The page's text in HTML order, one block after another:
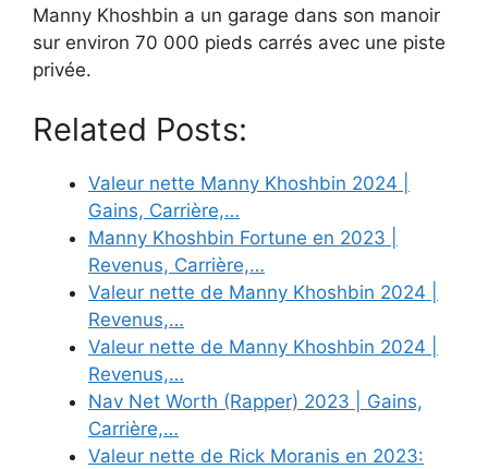
Manny Khoshbin a un garage dans son manoir
sur environ 70 000 pieds carrés avec une piste
privée.
Related Posts:
Valeur nette Manny Khoshbin 2024 |
Gains, Carrière,…
Manny Khoshbin Fortune en 2023 |
Revenus, Carrière,…
Valeur nette de Manny Khoshbin 2024 |
Revenus,…
Valeur nette de Manny Khoshbin 2024 |
Revenus,…
Nav Net Worth (Rapper) 2023 | Gains,
Carrière,…
Valeur nette de Rick Moranis en 2023: